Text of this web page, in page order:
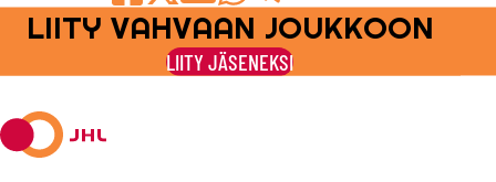
Jaa
Facebookissa
Jaa
viestipalvelu
X:ssä
Jaa
sähköpostilla
Jaa
WhatsAppilla
Jaa
Telegramilla
LIITY VAHVAAN JOUKKOON
LIITY JÄSENEKSI